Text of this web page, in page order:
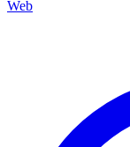
Web